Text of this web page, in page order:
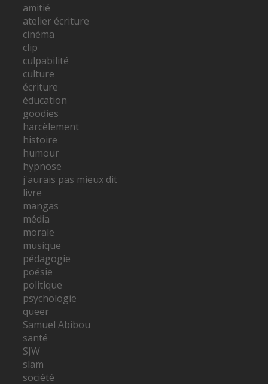
amitié
atelier écriture
cinéma
clip
culpabilité
culture
écriture
éducation
goodies
harcèlement
histoire
humour
hypnose
j'aurais pas mieux dit
livre
mangas
média
morale
musique
pédagogie
poésie
politique
psychologie
queer
Samuel Abibou
santé
SJW
slam
société